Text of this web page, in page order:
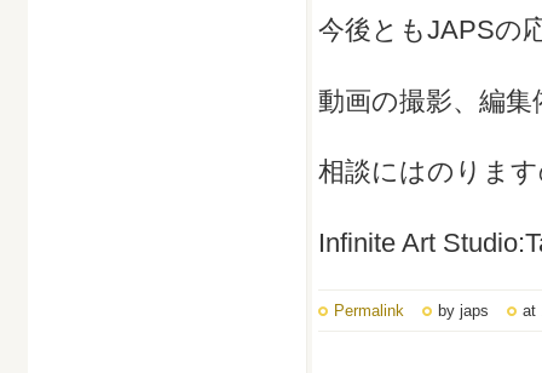
今後ともJAPSの
動画の撮影、編
相談にはのりま
Infinite Art
Permalink by japs at